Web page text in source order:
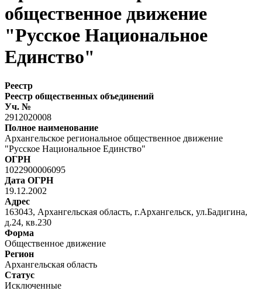
общественное движение
"Русское Национальное
Единство"
Реестр
Реестр общественных объединений
Уч. №
2912020008
Полное наименование
Архангельское региональное общественное движение
"Русское Национальное Единство"
ОГРН
1022900006095
Дата ОГРН
19.12.2002
Адрес
163043, Архангельская область, г.Архангельск, ул.Бадигина,
д.24, кв.230
Форма
Общественное движение
Регион
Архангельская область
Статус
Исключенные